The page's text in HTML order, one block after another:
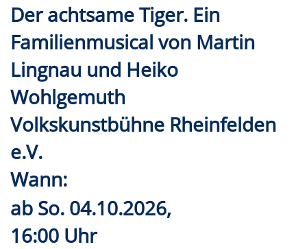
Der achtsame Tiger. Ein
Familienmusical von Martin
Lingnau und Heiko
Wohlgemuth
Volkskunstbühne Rheinfelden
e.V.
Wann:
ab So. 04.10.2026,
16:00 Uhr